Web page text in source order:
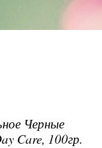
Черные
Care, 100гр.